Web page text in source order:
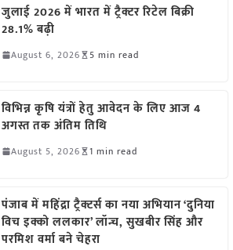
जुलाई 2026 में भारत में ट्रैक्टर रिटेल बिक्री
28.1% बढ़ी
August 6, 2026 5 min read
विभिन्न कृषि यंत्रों हेतु आवेदन के लिए आज 4
अगस्त तक अंतिम तिथि
August 5, 2026 1 min read
पंजाब में महिंद्रा ट्रैक्टर्स का नया अभियान ‘दुनिया
विच इक्को ललकार’ लॉन्च, सुखबीर सिंह और
परमिश वर्मा बने चेहरा